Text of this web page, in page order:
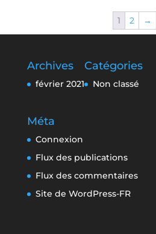
1 2 →
Archives
février 2021
Catégories
Non classé
Méta
Connexion
Flux des publications
Flux des commentaires
Site de WordPress-FR